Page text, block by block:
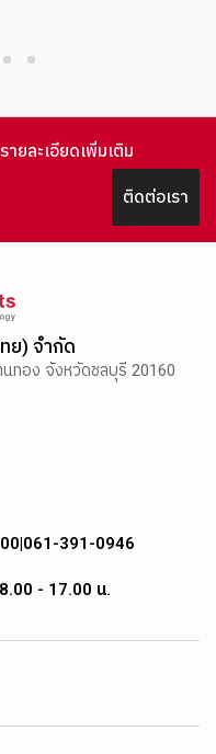
ยละเอียดเพิ่มเติม
ติดต่อเรา
ย) จำกัด
ทอง จังหวัดชลบุรี 20160
|061-391-0946
- 17.00 น.